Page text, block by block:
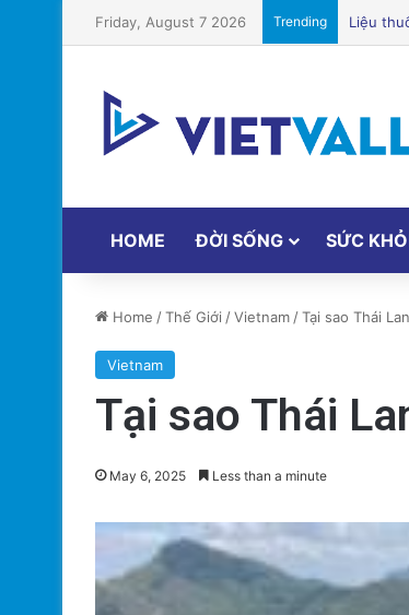
Friday, August 7 2026 Trending Bệnh
HOME ĐỜI SỐNG SỨC
Home /Thế Giới /Vietnam/Tại sao Thái
Vietnam
Tại sao Thái
May 6, 2025 Less than a minute